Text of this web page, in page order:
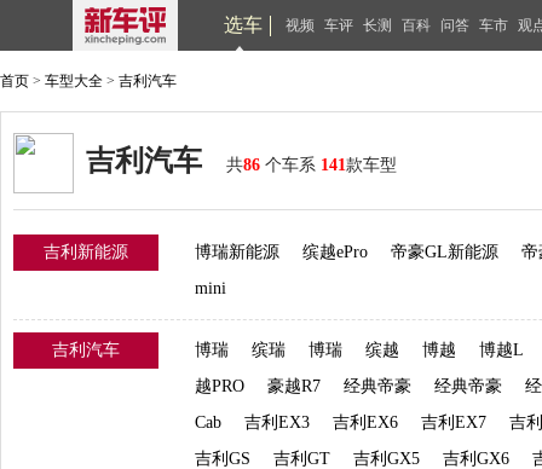
选车 视频 车评 长测 百科 问答 车市 观
首页 > 车型大全 > 吉利汽车
吉利汽车 共86 个车系 141款车型
吉利新能源 博瑞新能源 缤越ePro 帝豪GL新能源
帝
mini
吉利汽车 博瑞 缤瑞 博瑞 缤越 博越
博越L
越PRO
豪越R7 经典帝豪 经典帝豪
Cab
吉利EX3 吉利EX6 吉利EX7
吉
吉利GS
吉利GT 吉利GX5 吉利GX6